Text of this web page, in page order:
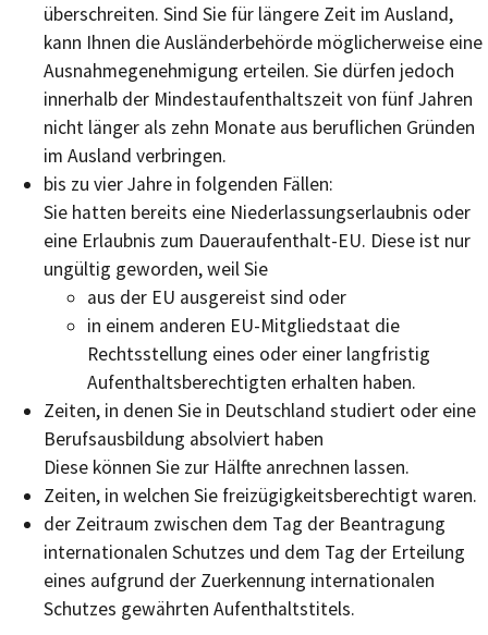
überschreiten. Sind Sie für längere Zeit im Ausland,
kann Ihnen die Ausländerbehörde möglicherweise eine
Ausnahmegenehmigung erteilen. Sie dürfen jedoch
innerhalb der Mindestaufenthaltszeit von fünf Jahren
nicht länger als zehn Monate aus beruflichen Gründen
im Ausland verbringen.
bis zu vier Jahre in folgenden Fällen:
Sie hatten bereits eine Niederlassungserlaubnis oder
eine Erlaubnis zum Daueraufenthalt-EU. Diese ist nur
ungültig geworden, weil Sie
aus der EU ausgereist sind oder
in einem anderen EU-Mitgliedstaat die
Rechtsstellung eines oder einer langfristig
Aufenthaltsberechtigten erhalten haben.
Zeiten, in denen Sie in Deutschland studiert oder eine
Berufsausbildung absolviert haben
Diese können Sie zur Hälfte anrechnen lassen.
Zeiten, in welchen Sie freizügigkeitsberechtigt waren.
der Zeitraum zwischen dem Tag der Beantragung
internationalen Schutzes und dem Tag der Erteilung
eines aufgrund der Zuerkennung internationalen
Schutzes gewährten Aufenthaltstitels.